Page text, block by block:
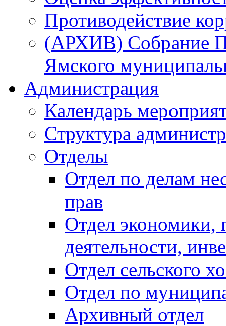
Противодействие
(АРХИВ) Собрание
Ямского
Администрация
Календарь
Структура
Отделы
Отдел по делам
прав
Отдел экономики,
деятельности,
Отдел сельского
Отдел по
Архивный отдел